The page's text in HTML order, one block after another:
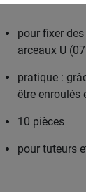
pour fixer
arceaux U
pratique :
être enroulés
10 pièces
pour tuteurs